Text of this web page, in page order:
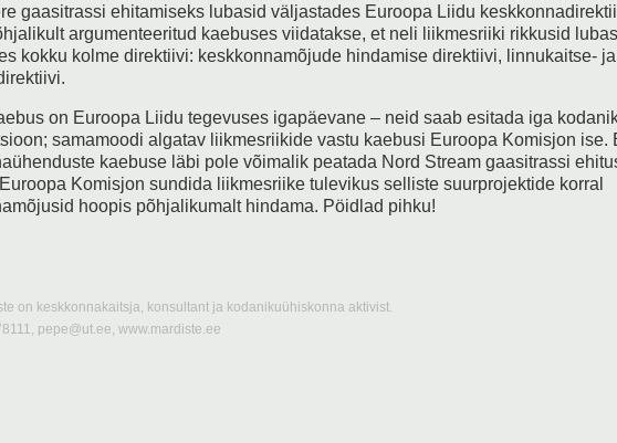
gaasitrassi ehitamiseks lubasid väljastades Euroopa Liidu
argumenteeritud kaebuses viidatakse, et neli liikmesriiki rikkusid
kokku kolme direktiivi: keskkonnamõjude hindamise direktiivi, linnukaitse- ja
on Euroopa Liidu tegevuses igapäevane – neid saab esitada iga
samamoodi algatav liikmesriikide vastu kaebusi Euroopa Komisjon ise.
kaebuse läbi pole võimalik peatada Nord Stream gaasitrassi
Komisjon sundida liikmesriike tulevikus selliste suurprojektide korral
hoopis põhjalikumalt hindama. Pöidlad pihku!
on keskkonnakaitsja, konsultant ja kodanikuühiskonna aktivist.
pepe@ut.ee, www.mardiste.ee